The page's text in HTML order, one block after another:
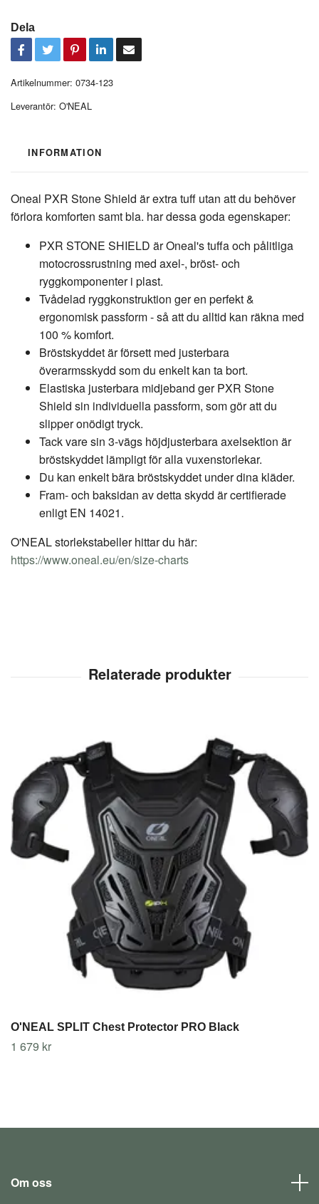
Dela
Artikelnummer: 0734-123
Leverantör: O'NEAL
INFORMATION
Oneal PXR Stone Shield är extra tuff utan att du behöver
förlora komforten samt bla. har dessa goda egenskaper:
PXR STONE SHIELD är Oneal's tuffa och pålitliga
motocrossrustning med axel-, bröst- och
ryggkomponenter i plast.
Tvådelad ryggkonstruktion ger en perfekt &
ergonomisk passform - så att du alltid kan räkna med
100 % komfort.
Bröstskyddet är försett med justerbara
överarmsskydd som du enkelt kan ta bort.
Elastiska justerbara midjeband ger PXR Stone
Shield sin individuella passform, som gör att du
slipper onödigt tryck.
Tack vare sin 3-vägs höjdjusterbara axelsektion är
bröstskyddet lämpligt för alla vuxenstorlekar.
Du kan enkelt bära bröstskyddet under dina kläder.
Fram- och baksidan av detta skydd är certifierade
enligt EN 14021.
O'NEAL storlekstabeller hittar du här:
https://www.oneal.eu/en/size-charts
O'NEAL SPLIT Chest Protector PRO Black
1 679 kr
Om oss